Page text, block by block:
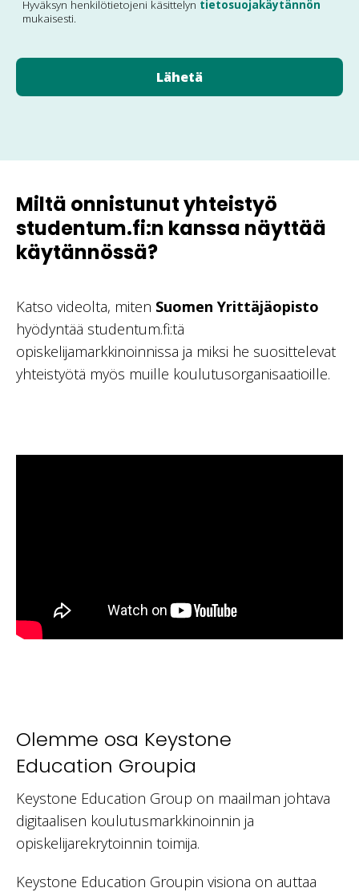
Hyväksyn henkilötietojeni käsittelyn tietosuojakäytännön
mukaisesti.
Miltä onnistunut yhteistyö
studentum.fi:n kanssa näyttää
käytännössä?
Katso videolta, miten Suomen Yrittäjäopisto
hyödyntää studentum.fi:tä
opiskelijamarkkinoinnissa ja miksi he suosittelevat
yhteistyötä myös muille koulutusorganisaatioille.
Olemme osa Keystone
Education Groupia
Keystone Education Group on maailman johtava
digitaalisen koulutusmarkkinoinnin ja
opiskelijarekrytoinnin toimija.
Keystone Education Groupin visiona on auttaa